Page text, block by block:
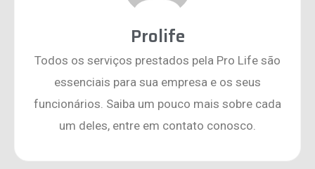
Prolife
Todos os serviços prestados pela Pro Life são
essenciais para sua empresa e os seus
funcionários. Saiba um pouco mais sobre cada
um deles, entre em contato conosco.